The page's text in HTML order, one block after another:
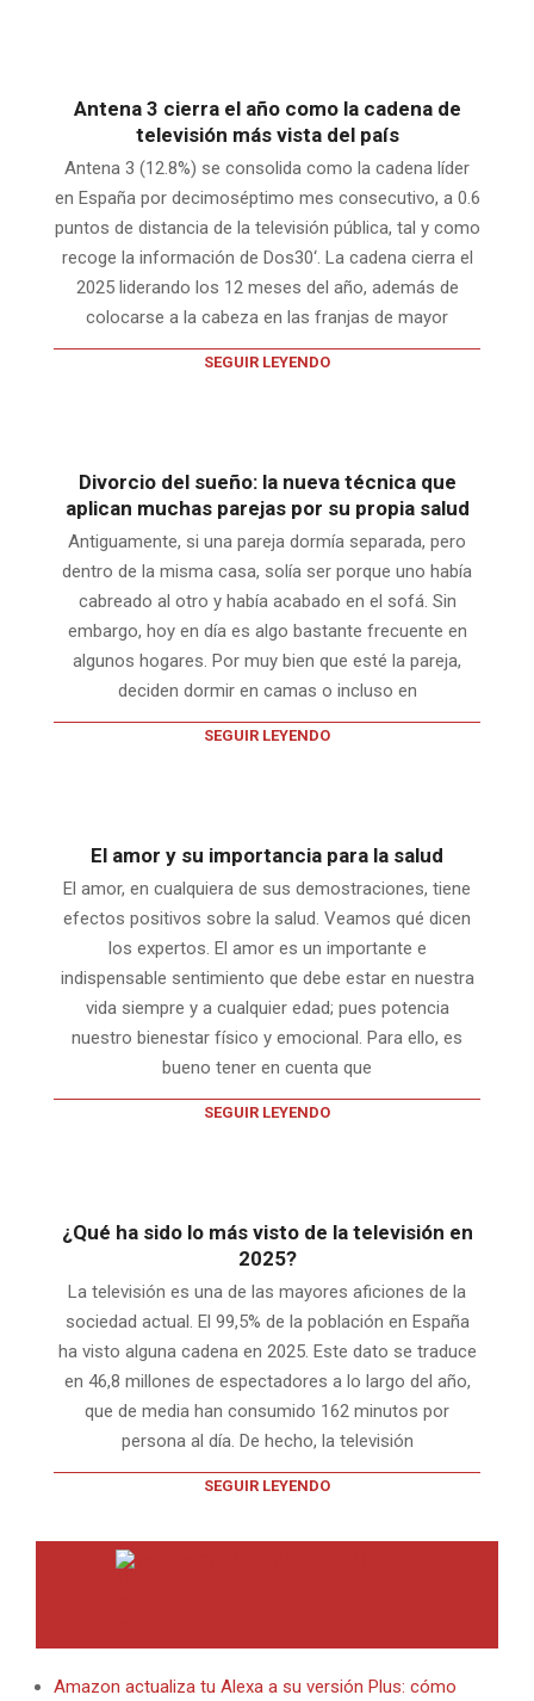
Antena 3 cierra el año como la cadena de
televisión más vista del país
Antena 3 (12.8%) se consolida como la cadena líder
en España por decimoséptimo mes consecutivo, a 0.6
puntos de distancia de la televisión pública, tal y como
recoge la información de Dos30‘. La cadena cierra el
2025 liderando los 12 meses del año, además de
colocarse a la cabeza en las franjas de mayor
SEGUIR LEYENDO
Divorcio del sueño: la nueva técnica que
aplican muchas parejas por su propia salud
Antiguamente, si una pareja dormía separada, pero
dentro de la misma casa, solía ser porque uno había
cabreado al otro y había acabado en el sofá. Sin
embargo, hoy en día es algo bastante frecuente en
algunos hogares. Por muy bien que esté la pareja,
deciden dormir en camas o incluso en
SEGUIR LEYENDO
El amor y su importancia para la salud
El amor, en cualquiera de sus demostraciones, tiene
efectos positivos sobre la salud. Veamos qué dicen
los expertos. El amor es un importante e
indispensable sentimiento que debe estar en nuestra
vida siempre y a cualquier edad; pues potencia
nuestro bienestar físico y emocional. Para ello, es
bueno tener en cuenta que
SEGUIR LEYENDO
¿Qué ha sido lo más visto de la televisión en
2025?
La televisión es una de las mayores aficiones de la
sociedad actual. El 99,5% de la población en España
ha visto alguna cadena en 2025. Este dato se traduce
en 46,8 millones de espectadores a lo largo del año,
que de media han consumido 162 minutos por
persona al día. De hecho, la televisión
SEGUIR LEYENDO
Amazon actualiza tu Alexa a su versión Plus: cómo